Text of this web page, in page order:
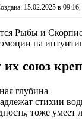
15.02.2025 в 09:16,
Рыбы и
на
их союз
глубина
стихии
тоже умеет